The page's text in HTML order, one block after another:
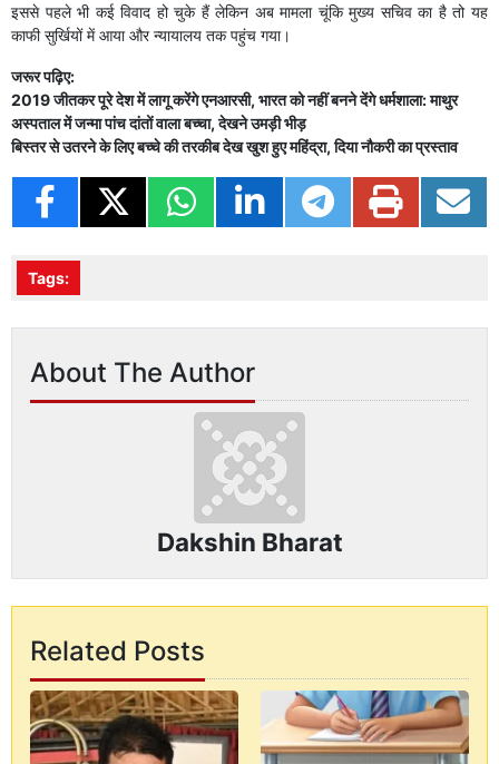
इससे पहले भी कई विवाद हो चुके हैं लेकिन अब मामला चूंकि मुख्य सचिव का है तो यह
काफी सुर्खियों में आया और न्यायालय तक पहुंच गया।
जरूर पढ़िए:
2019 जीतकर पूरे देश में लागू करेंगे एनआरसी, भारत को नहीं बनने देंगे धर्मशाला: माथुर
अस्पताल में जन्मा पांच दांतों वाला बच्चा, देखने उमड़ी भीड़
बिस्तर से उतरने के लिए बच्चे की तरकीब देख खुश हुए महिंद्रा, दिया नौकरी का प्रस्ताव
Tags:
About The Author
Dakshin Bharat
Related Posts